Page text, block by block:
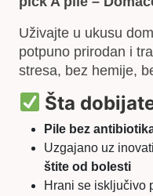
Uživajte u ukusu
potpuno prirodan i
stresa, bez hemije,
Šta
Pile bez
Uzgajano uz
štite od bolesti
Hrani se isključivo